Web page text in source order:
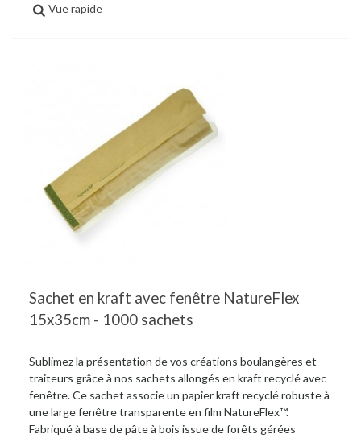
Vue rapide
Sachet en kraft avec fenêtre NatureFlex
15x35cm - 1000 sachets
Sublimez la présentation de vos créations boulangères et
traiteurs grâce à nos sachets allongés en kraft recyclé avec
fenêtre. Ce sachet associe un papier kraft recyclé robuste à
une large fenêtre transparente en film NatureFlex™.
Fabriqué à base de pâte à bois issue de forêts gérées